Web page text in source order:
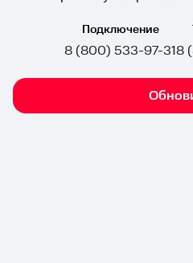
Подключение
8 (800) 533-97-318